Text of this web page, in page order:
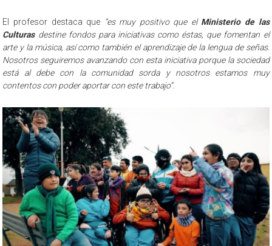
El profesor destaca que “es muy positivo que el Ministerio de las
Culturasdestine fondos para iniciativas como éstas, que fomentan el
arte y la música, así como también el aprendizaje de la lengua de señas.
Nosotros seguiremos avanzando con esta iniciativa porque la sociedad
está al debe con la comunidad sorda y nosotros estamos muy
contentos con poder aportar con este trabajo”.